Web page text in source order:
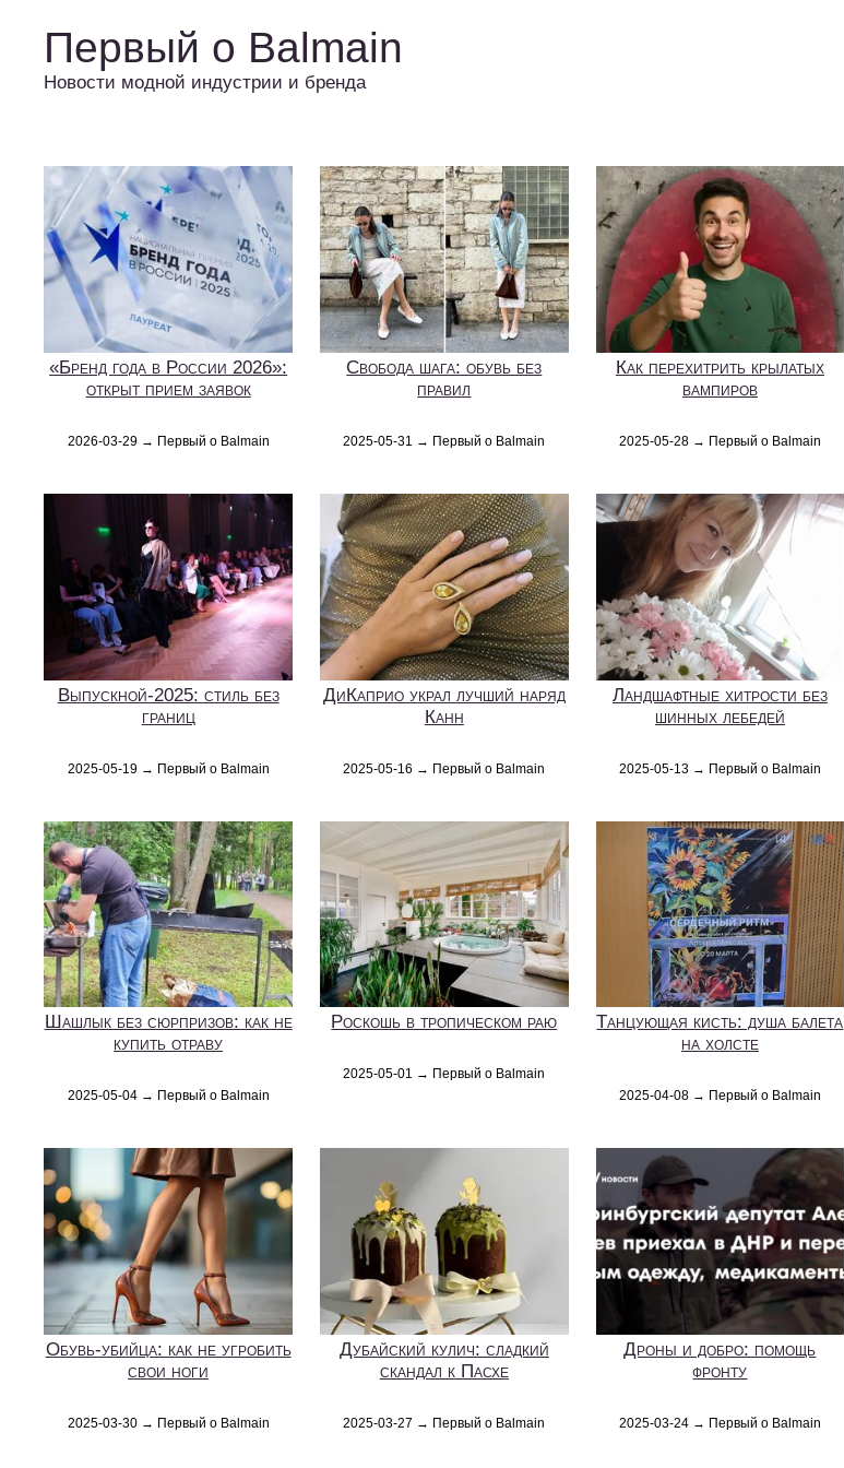
Первый о Balmain
Новости модной индустрии и бренда
«Бренд года в России 2026»:
открыт прием заявок
2026-03-29 → Первый о Balmain
Свобода шага: обувь без
правил
2025-05-31 → Первый о Balmain
Как перехитрить крылатых
вампиров
2025-05-28 → Первый о Balmain
Выпускной-2025: стиль без
границ
2025-05-19 → Первый о Balmain
ДиКаприо украл лучший наряд
Канн
2025-05-16 → Первый о Balmain
Ландшафтные хитрости без
шинных лебедей
2025-05-13 → Первый о Balmain
Шашлык без сюрпризов: как не
купить отраву
2025-05-04 → Первый о Balmain
Роскошь в тропическом раю
2025-05-01 → Первый о Balmain
Танцующая кисть: душа балета
на холсте
2025-04-08 → Первый о Balmain
Обувь-убийца: как не угробить
свои ноги
2025-03-30 → Первый о Balmain
Дубайский кулич: сладкий
скандал к Пасхе
2025-03-27 → Первый о Balmain
Дроны и добро: помощь
фронту
2025-03-24 → Первый о Balmain